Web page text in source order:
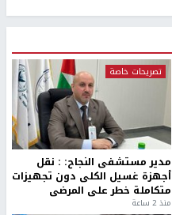
تصريحات خاصة
مدير مستشفى النجاح: : نقل
أجهزة غسيل الكلى دون تجهيزات
متكاملة خطر على المرضى
منذ 2 ساعة